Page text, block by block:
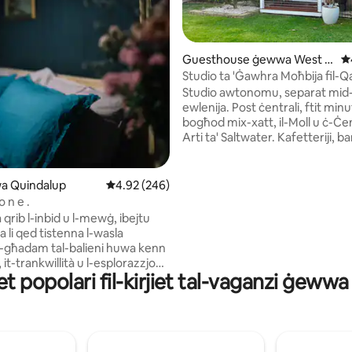
5, skont dan-numru ta' reviews: 787
Quindalup Rating medju ta' 4.92 minn 5, skont dan-
4.92 (246)
n e .
qrib l-inbid u l-mewġ, ibejtu
li qed tistenna l-wasla
tal-balieni huwa kenn
it-trankwillità u l-esplorazzjoni
perfettament ftit
ta 'aqua ta' Geographe
Guesthouse ġewwa West B
usselton
Studio ta 'Ġawhra Moħbija fil-
Belt
Studio awtonomu, separat
ewlenija. Post ċentrali, ftit minuti mixi 'l
bogħod mix-xatt, il-Moll u ċ-
Arti ta' Saltwater. Kafetteriji,
Reġjun ta' Margaret River jew
parteċipanti f'Avvenimenti
popolari fil-kirjiet tal-vaganzi